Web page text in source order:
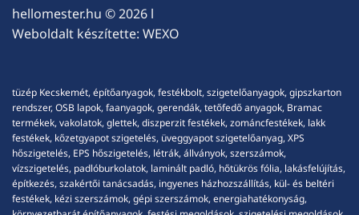
hellomester.hu © 2026 l
Weboldalt készítette: WEXO
tüzép Kecskemét, építőanyagok, festékbolt, szigetelőanyagok, gipszkarton
rendszer, OSB lapok, faanyagok, gerendák, tetőfedő anyagok, Bramac
termékek, vakolatok, glettek, diszperzit festékek, zománcfestékek, lakk
festékek, kőzetgyapot szigetelés, üveggyapot szigetelőanyag, XPS
hőszigetelés, EPS hőszigetelés, létrák, állványok, szerszámok,
vízszigetelés, padlóburkolatok, laminált padló, hőtükrös fólia, lakásfelújítás,
építkezés, szakértői tanácsadás, ingyenes házhozszállítás, kül- és beltéri
festékek, kézi szerszámok, gépi szerszámok, energiahatékonyság,